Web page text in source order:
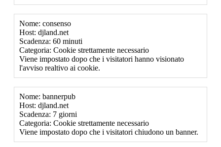
Nome: consenso
Host: djland.net
Scadenza: 60 minuti
Categoria: Cookie strettamente necessario
Viene impostato dopo che i visitatori hanno visionato
l'avviso realtivo ai cookie.
Nome: bannerpub
Host: djland.net
Scadenza: 7 giorni
Categoria: Cookie strettamente necessario
Viene impostato dopo che i visitatori chiudono un banner.